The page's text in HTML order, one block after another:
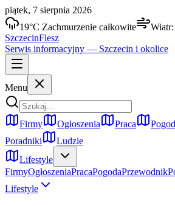
piątek, 7 sierpnia 2026
19°C Zachmurzenie całkowite Wiatr:
SzczecinFlesz
Serwis informacyjny — Szczecin i okolice
Menu
Firmy Ogłoszenia Praca
Poradniki
Ludzie
Lifestyle
FirmyOgłoszeniaPracaPogodaPrzewodnik
Lifestyle